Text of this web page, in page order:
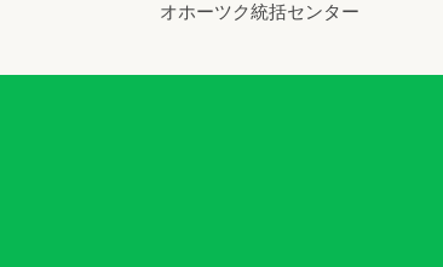
オホーツク統括センター